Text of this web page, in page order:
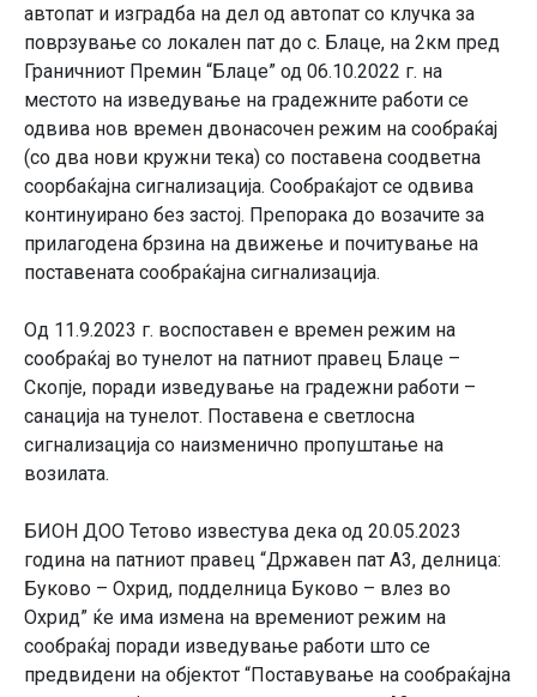
автопат и изградба на дел од автопат со клучка за
поврзување со локален пат до с. Блаце, на 2км пред
Граничниот Премин “Блаце” од 06.10.2022 г. на
местото на изведување на градежните работи се
одвива нов времен двонасочен режим на сообраќај
(со два нови кружни тека) со поставена соодветна
соорбаќајна сигнализација. Сообраќајот се одвива
континуирано без застој. Препорака до возачите за
прилагодена брзина на движење и почитување на
поставената сообраќајна сигнализација.
Oд 11.9.2023 г. воспоставен е времен режим на
сообраќај во тунелот на патниот правец Блаце –
Скопје, поради изведување на градежни работи –
санација на тунелот. Поставена е светлосна
сигнализација со наизменично пропуштање на
возилата.
БИОН ДОО Тетово известува дека од 20.05.2023
година на патниот правец “Државен пат А3, делница:
Буково – Охрид, подделница Буково – влез во
Охрид” ќе има измена на времениот режим на
сообраќај поради изведување работи што се
предвидени на објектот “Поставување на сообраќајна